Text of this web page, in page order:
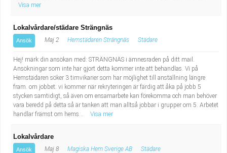
Visa mer
Lokalvårdare/städare Strängnäs
Ansök Maj 2 Hemstädaren Strängnäs Städare
Hej! märk din ansökan med: STRÄNGNÄS i ämnesraden på ditt mail.
Ansökningar som inte har gjort detta kommer inte att behandlas. Vi på
Hemstädaren söker 3 timvikarier som har möjlighet till anställning längre
fram. om jobbet: vi kommer när rekryteringen är färdig att åka på jobb 5
stycken samtidigt, så även om ensamarbete kan förekomma och man behöver
vara beredd på detta så är tanken att man alltså jobbar i grupper om 5. Arbetet
handlar främst om hems...
Visa mer
Lokalvårdare
Ansök Maj 8 Magiska Hem Sverige AB Städare